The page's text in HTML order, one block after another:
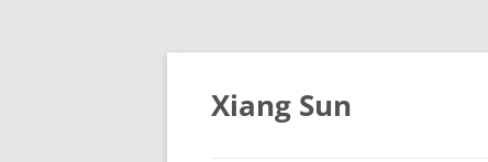
Skip
content
Xiang Sun